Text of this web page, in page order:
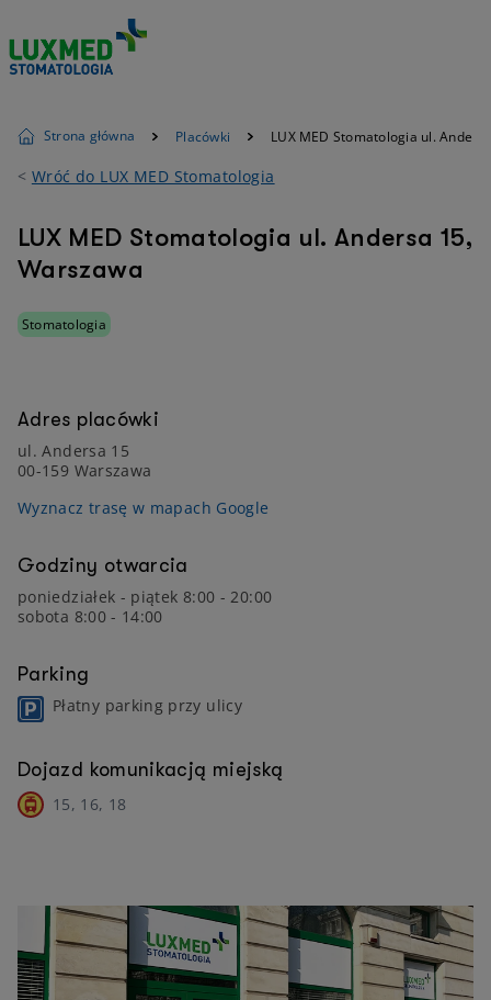
Strona główna Placówki LUX MED Stomatologia ul.
< Wróć do LUX MED Stomatologia
LUX MED Stomatologia ul. Andersa 15,
Warszawa
Stomatologia
Adres placówki
ul. Andersa 15
00-159 Warszawa
Wyznacz trasę w mapach Google
Godziny otwarcia
poniedziałek - piątek 8:00 - 20:00
sobota 8:00 - 14:00
Parking
Płatny parking przy ulicy
Dojazd komunikacją miejską
15, 16, 18